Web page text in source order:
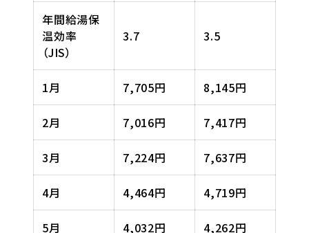
年間給湯保
温効率
（JIS）
3.7 3.5
1月 7,705円 8,145円
2月 7,016円 7,417円
3月 7,224円 7,637円
4月 4,464円 4,719円
5月 4,032円 4,262円